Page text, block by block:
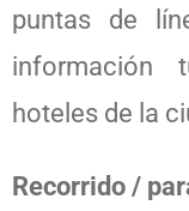
puntas de
información
hoteles de la
Recorrido /